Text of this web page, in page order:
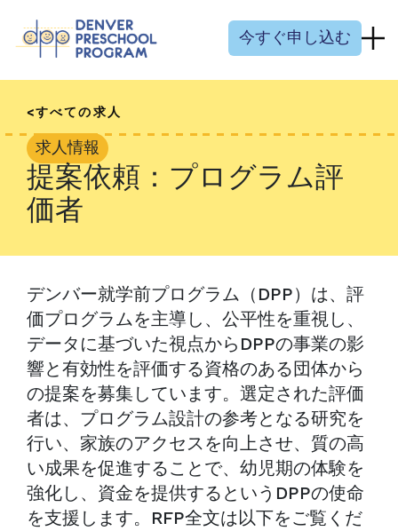
今すぐ申し込む
すべての求人
求人情報
提案依頼：プログラム評
価者
デンバー就学前プログラム（DPP）は、評
価プログラムを主導し、公平性を重視し、
データに基づいた視点からDPPの事業の影
響と有効性を評価する資格のある団体から
の提案を募集しています。選定された評価
者は、プログラム設計の参考となる研究を
行い、家族のアクセスを向上させ、質の高
い成果を促進することで、幼児期の体験を
強化し、資金を提供するというDPPの使命
を支援します。RFP全文は以下をご覧くだ